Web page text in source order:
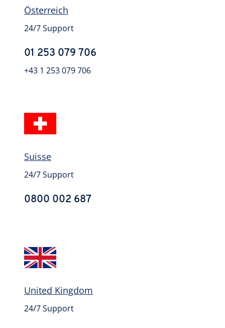
Österreich
24/7 Support
01 253 079 706
+43 1 253 079 706
Suisse
24/7 Support
0800 002 687
United Kingdom
24/7 Support